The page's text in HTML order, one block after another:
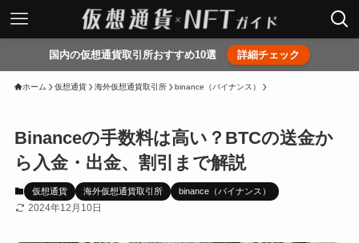
国内の仮想通貨取引所おすすめ10選 詳細チェック
ホーム 仮想通貨 海外仮想通貨取引所 binance（バイナンス）
Binanceの手数料は高い？BTCの送金か
ら入金・出金、割引まで解説
仮想通貨 海外仮想通貨取引所 binance（バイナンス）
2024年12月10日